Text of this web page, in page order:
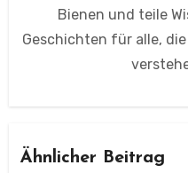
Bienen und teile
Geschichten für alle,
Ähnlicher Beitrag